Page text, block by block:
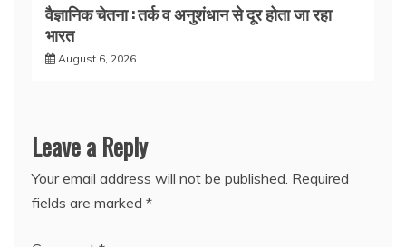
वैज्ञानिक चेतना : तर्क व अनुशंधान से दूर होता जा रहा
भारत
August 6, 2026
Leave a Reply
Your email address will not be published. Required
fields are marked *